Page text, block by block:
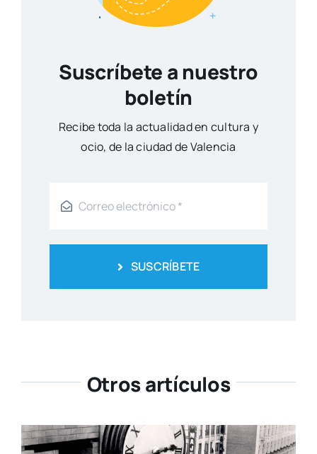
Suscríbete a nuestro
boletín
Reci­be toda la actua­li­dad en cul­tu­ra y
ocio, de la ciu­dad de Valen­cia
SUSCRÍBETE
Otros artículos